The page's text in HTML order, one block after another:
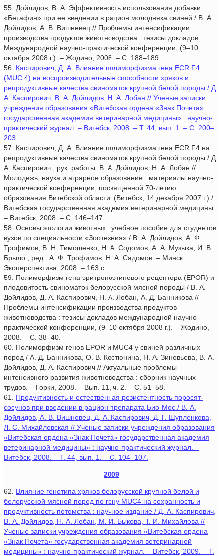
55. Дойлидов, В. А. Эффективность использования добавки
«Бетафин» при ее введении в рацион молодняка свиней / В. А.
Дойлидов, А. В. Вишневец // Проблемы интенсификации
производства продуктов животноводства : тезисы докладов
Международной научно-практической конференции, (9–10
октября 2008 г.). – Жодино, 2008. – С. 188–189.
56. Каспирович, Д. А. Влияние полиморфизма гена ECR F4
(MUC 4) на воспроизводительные способности хряков и
репродуктивные качества свиноматок крупной белой породы / Д.
А. Каспирович, В. А. Дойлидов, Н. А. Лобан // Ученые записки
учреждения образования «Витебская ордена «Знак Почета»
государственная академия ветеринарной медицины» : научно-
практический журнал. – Витебск, 2008. – Т. 44, вып. 1. – С. 200–
203.
57. Каспирович, Д. А. Влияние полиморфизма гена ECR F4 на
репродуктивные качества свиноматок крупной белой породы / Д.
А. Каспирович ; рук. работы: В. А. Дойлидов, Н. А. Лобан //
Молодежь, наука и аграрное образование : материалы научно-
практической конференции, посвященной 70-летию
образования Витебской области, (Витебск, 14 декабря 2007 г.) /
Витебская государственная академия ветеринарной медицины.
– Витебск, 2008. – С. 146–147.
58. Основы этологии животных : учебное пособие для студентов
вузов по специальности «Зоотехния» / В. А. Дойлидов, А. Ф.
Трофимов, В. Н. Тимошенко, Н. А. Содомов, А. А. Музыка, И. В.
Брыло ; ред.: А. Ф. Трофимов, Н. А. Садомов. – Минск :
Экоперспектива, 2008. – 163 с.
59. Полиморфизм гена эритропоэтинового рецептора (EPOR) и
плодовитость свиноматок белорусской мясной породы / В. А.
Дойлидов, Д. А. Каспирович, Н. А. Лобан, А. Д. Банникова //
Проблемы интенсификации производства продуктов
животноводства : тезисы докладов международной научно-
практической конференции, (9–10 октября 2008 г.). – Жодино,
2008. – С. 38–40.
60. Полиморфизм генов EPOR и MUC4 у свиней различных
пород / А. Д. Банникова, О. В. Костюнина, Н. А. Зиновьева, В. А.
Дойлидов, Д. А. Каспирович // Актуальные проблемы
интенсивного развития животноводства : сборник научных
трудов. – Горки, 2008. – Вып. 11, ч. 2. – С. 51–58.
61. Продуктивность и естественная резистентность поросят-
сосунов при введении в рацион препарата Био-Мос / В. А.
Дойлидов, А. В. Вишневец, Д. А. Каспирович, Д. Г. Щупленкова,
Л. С. Михайловская // Ученые записки учреждения образования
«Витебская ордена «Знак Почета» государственная академия
ветеринарной медицины» : научно-практический журнал. –
Витебск, 2008. – Т. 44, вып. 1. – С. 104–107.
2009
62. Влияние генотипа хряков белорусской крупной белой и
белорусской мясной пород по гену MUC4 на сохранность и
продуктивность потомства : научное издание / Д. А. Каспирович,
В. А. Дойлидов, Н. А. Лобан, М. И. Быкова, Т. И. Михайлова //
Ученые записки учреждения образования «Витебская ордена
«Знак Почета» государственная академия ветеринарной
медицины» : научно-практический журнал. – Витебск, 2009. – Т.